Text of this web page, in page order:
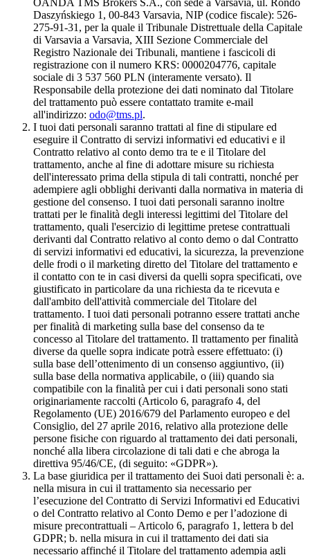
OANDA TMS Brokers S.A., con sede a Varsavia, ul. Rondo
Daszyńskiego 1, 00-843 Varsavia, NIP (codice fiscale): 526-
275-91-31, per la quale il Tribunale Distrettuale della Capitale
di Varsavia a Varsavia, XIII Sezione Commerciale del
Registro Nazionale dei Tribunali, mantiene i fascicoli di
registrazione con il numero KRS: 0000204776, capitale
sociale di 3 537 560 PLN (interamente versato). Il
Responsabile della protezione dei dati nominato dal Titolare
del trattamento può essere contattato tramite e-mail
all'indirizzo: odo@tms.pl.
I tuoi dati personali saranno trattati al fine di stipulare ed
eseguire il Contratto di servizi informativi ed educativi e il
Contratto relativo al conto demo tra te e il Titolare del
trattamento, anche al fine di adottare misure su richiesta
dell'interessato prima della stipula di tali contratti, nonché per
adempiere agli obblighi derivanti dalla normativa in materia di
gestione del consenso. I tuoi dati personali saranno inoltre
trattati per le finalità degli interessi legittimi del Titolare del
trattamento, quali l'esercizio di legittime pretese contrattuali
derivanti dal Contratto relativo al conto demo o dal Contratto
di servizi informativi ed educativi, la sicurezza, la prevenzione
delle frodi o il marketing diretto del Titolare del trattamento e
il contatto con te in casi diversi da quelli sopra specificati, ove
giustificato in particolare da una richiesta da te ricevuta e
dall'ambito dell'attività commerciale del Titolare del
trattamento. I tuoi dati personali potranno essere trattati anche
per finalità di marketing sulla base del consenso da te
concesso al Titolare del trattamento. Il trattamento per finalità
diverse da quelle sopra indicate potrà essere effettuato: (i)
sulla base dell’ottenimento di un consenso aggiuntivo, (ii)
sulla base della normativa applicabile, o (iii) quando sia
compatibile con la finalità per cui i dati personali sono stati
originariamente raccolti (Articolo 6, paragrafo 4, del
Regolamento (UE) 2016/679 del Parlamento europeo e del
Consiglio, del 27 aprile 2016, relativo alla protezione delle
persone fisiche con riguardo al trattamento dei dati personali,
nonché alla libera circolazione di tali dati e che abroga la
direttiva 95/46/CE, (di seguito: «GDPR»).
La base giuridica per il trattamento dei Suoi dati personali è: a.
nella misura in cui il trattamento sia necessario per
l’esecuzione del Contratto di Servizi Informativi ed Educativi
o del Contratto relativo al Conto Demo e per l’adozione di
misure precontrattuali – Articolo 6, paragrafo 1, lettera b del
GDPR; b. nella misura in cui il trattamento dei dati sia
necessario affinché il Titolare del trattamento adempia agli